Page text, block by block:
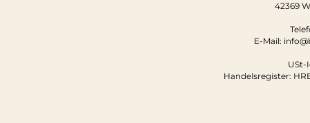
42369
E-Mail:
USt-
Handelsregister: